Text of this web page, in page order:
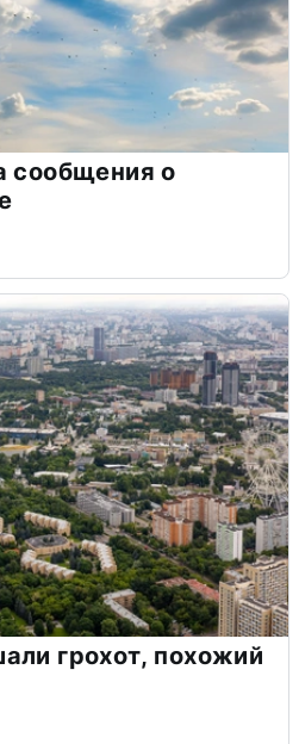
сообщения о
грохот, похожий